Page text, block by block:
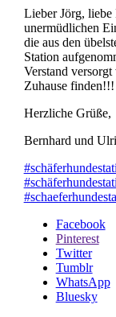
Lieber Jörg,
unermüdlichen
die aus den
Station
Verstand
Zuhause finden!!!
Herzliche Grüße,
Bernhard und
Share
post
"Wie
unseren
Facebook
Pinterest
Twitter
Tumblr
WhatsApp
Bluesky